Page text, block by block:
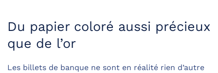
Du papier coloré aussi précieux
que de l’or
Les billets de banque ne sont en réalité rien d’autre